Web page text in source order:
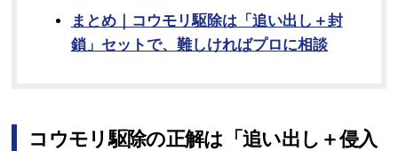
まとめ｜コウモリ駆除は「追い出し＋封
鎖」セットで、難しければプロに相談
コウモリ駆除の正解は「追い出し＋侵入